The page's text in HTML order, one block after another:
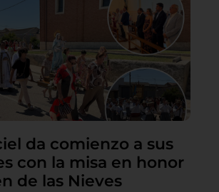
da comienzo a sus
con la misa en honor
de las Nieves